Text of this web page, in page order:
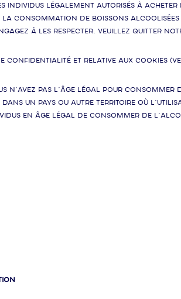
individus légalement autorisés à
consommation de boissons
à les respecter. Veuillez quitter
et relative aux cookies
n’avez pas l’âge légal pour
dans un pays ou autre territoire où
en âge légal de consommer de